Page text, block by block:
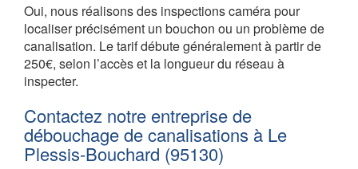
Oui, nous réalisons des inspections caméra pour
localiser précisément un bouchon ou un problème de
canalisation. Le tarif débute généralement à partir de
250€, selon l’accès et la longueur du réseau à
inspecter.
Contactez notre entreprise de
débouchage de canalisations à Le
Plessis-Bouchard (95130)